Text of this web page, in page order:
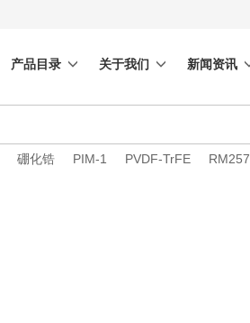
产品目录 关于我们 新闻资讯
硼化锆 PIM-1 PVDF-TrFE RM257